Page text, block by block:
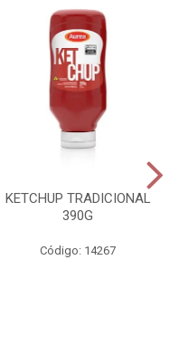
KETCHUP TRADICIONAL
390G
Código: 14267